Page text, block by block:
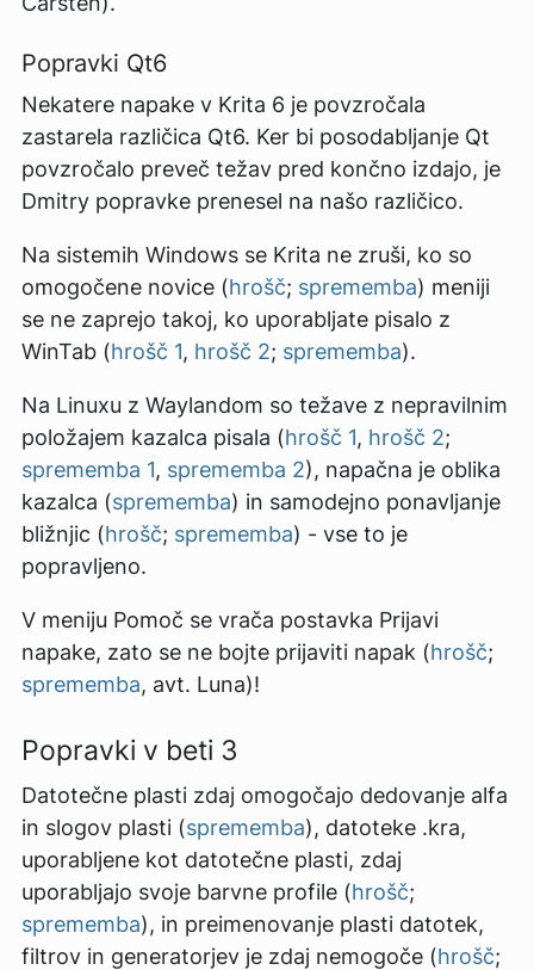
Popravki Qt6
Nekatere napake v Krita 6 je povzročala
zastarela različica Qt6. Ker bi posodabljanje Qt
povzročalo preveč težav pred končno izdajo, je
Dmitry popravke prenesel na našo različico.
Na sistemih Windows se Krita ne zruši, ko so
omogočene novice (hrošč; sprememba) meniji
se ne zaprejo takoj, ko uporabljate pisalo z
WinTab (hrošč 1, hrošč 2; sprememba).
Na Linuxu z Waylandom so težave z nepravilnim
položajem kazalca pisala (hrošč 1, hrošč 2;
sprememba 1, sprememba 2), napačna je oblika
kazalca (sprememba) in samodejno ponavljanje
bližnjic (hrošč; sprememba) - vse to je
popravljeno.
V meniju Pomoč se vrača postavka Prijavi
napake, zato se ne bojte prijaviti napak (hrošč;
sprememba, avt. Luna)!
Popravki v beti 3
Datotečne plasti zdaj omogočajo dedovanje alfa
in slogov plasti (sprememba), datoteke .kra,
uporabljene kot datotečne plasti, zdaj
uporabljajo svoje barvne profile (hrošč;
sprememba), in preimenovanje plasti datotek,
filtrov in generatorjev je zdaj nemogoče (hrošč;